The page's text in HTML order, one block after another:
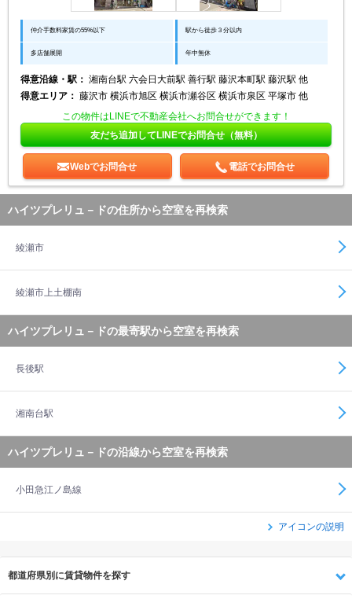
仲介手数料家賃の55%以下 駅から徒歩３分以内
多店舗展開 年中無休
得意沿線・駅： 湘南台駅 六会日大前駅 善行駅 藤沢本町駅 藤沢駅 他
得意エリア： 藤沢市 横浜市旭区 横浜市瀬谷区 横浜市泉区 平塚市 他
この物件はLINEで不動産会社へお問合せができます！
友だち追加してLINEでお問合せ（無料）
Webでお問合せ 電話でお問合せ
ハイツプレリュ－ドの住所から空室を再検索
綾瀬市
綾瀬市上土棚南
ハイツプレリュ－ドの最寄駅から空室を再検索
長後駅
湘南台駅
ハイツプレリュ－ドの沿線から空室を再検索
小田急江ノ島線
アイコンの説明
都道府県別に賃貸物件を探す